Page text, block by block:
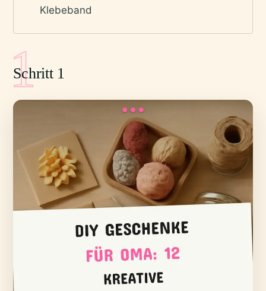
Klebeband
1
Schritt 1